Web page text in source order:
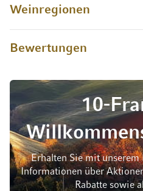
Weinregionen
Bewertungen
10-
Erhalten Sie mit unserem
Informationen über
Rabatte sowie